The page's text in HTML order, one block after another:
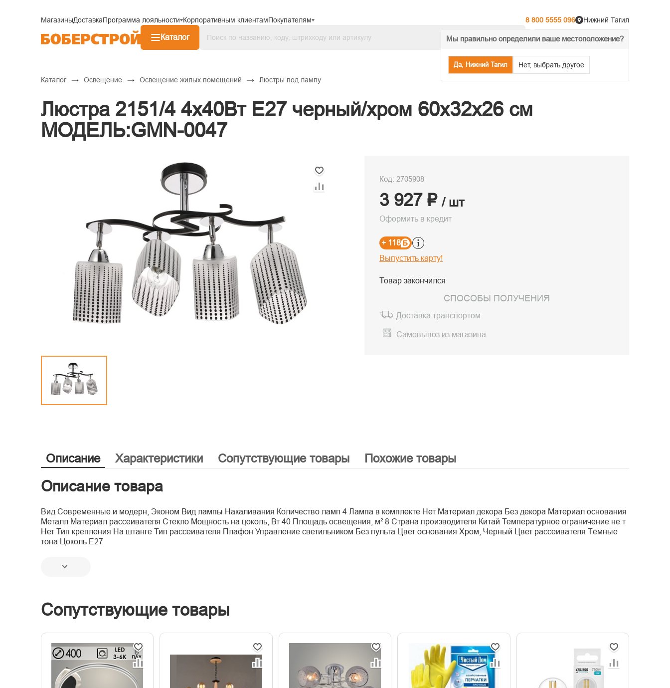
МагазиныДоставкаПрограмма лояльности Корпоративным клиентамПокупателям 8 800 5555 096
Мы правильно определили ваше местоположение?
Да, Нижний Тагил Нет, выбрать другое
Нижний Тагил
Каталог
% Акции Распродажа
Каталог → Освещение → Освещение жилых помещений → Люстры под лампу
Люстра 2151/4 4х40Вт Е27 черный/хром 60х32х26 см
МОДЕЛЬ:GMN-0047
Код: 2705908
3 927 ₽ / шт
Оформить в кредит
+ 118
Выпустить карту!
Товар закончился
СПОСОБЫ ПОЛУЧЕНИЯ
Доставка транспортом
Самовывоз из магазина
Описание Характеристики Сопутствующие товары Похожие товары
Описание товара
Вид Современные и модерн, Эконом Вид лампы Накаливания Количество ламп 4 Лампа в комплекте Нет Материал декора Без декора Материал основания
Металл Материал рассеивателя Стекло Мощность на цоколь, Вт 40 Площадь освещения, м² 8 Страна производителя Китай Температурное ограничение не т
Нет Тип крепления На штанге Тип рассеивателя Плафон Управление светильником Без пульта Цвет основания Хром, Чёрный Цвет рассеивателя Тёмные
тона Цоколь E27
Сопутствующие товары